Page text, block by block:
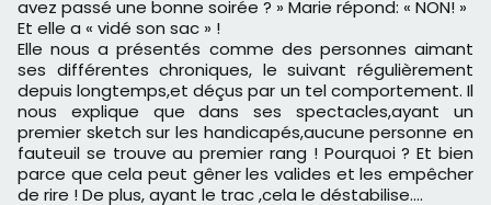
avez passé une bonne soirée ? » Marie répond: « NON! »
Et elle a « vidé son sac » !
Elle nous a présentés comme des personnes aimant
ses différentes chroniques, le suivant régulièrement
depuis longtemps,et déçus par un tel comportement. Il
nous explique que dans ses spectacles,ayant un
premier sketch sur les handicapés,aucune personne en
fauteuil se trouve au premier rang ! Pourquoi ? Et bien
parce que cela peut gêner les valides et les empêcher
de rire ! De plus, ayant le trac ,cela le déstabilise....